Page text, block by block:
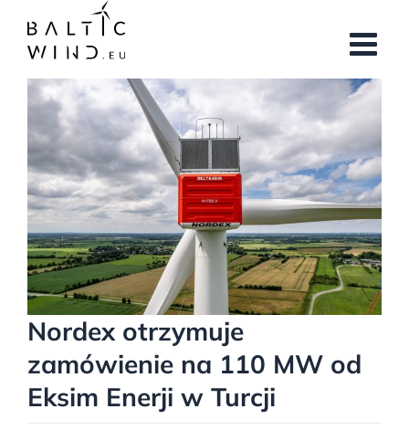
zawartości
Pokaż
większy
obrazek
Nordex otrzymuje
zamówienie na 110 MW od
Eksim Enerji w Turcji